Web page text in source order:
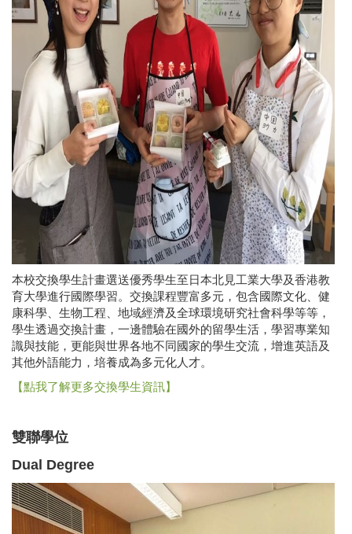
本校交換學生計畫選送優秀學生至日本北見工業大學及香港教
育大學進行國際學習。交換課程豐富多元，包含國際文化、健
康科學、生物工程、地域經濟及全球環境研究社會科學等等，
學生透過交換計畫，一邊體驗在國外的留學生活，學習專業知
識與技能，更能與世界各地不同國家的學生交流，增進英語及
其他外語能力，培養成為多元化人才。
【點我了解更多交換學生資訊】
雙聯學位
Dual Degree